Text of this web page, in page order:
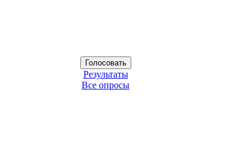
Результаты
Все опросы